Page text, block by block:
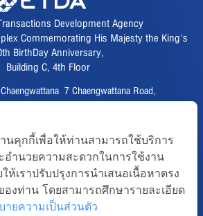
Development Agency
Commemorating His Majesty the King's
BirthDay Anniversary,
Building C, 4th Floor
7 Chaengwattana Road,
Fax :02 123 1200
CENTER :02 123 1234
email :info@etda.or.th
นคุกกี้เพื่อให้ท่านสามารถใช้บริการ
อำนวยความสะดวกในการใช้งาน
ห้เราปรับปรุงการนำเสนอเนื้อหาตรง
งท่าน โดยสามารถศึกษารายละเอียด
ายความเป็นส่วนตัว